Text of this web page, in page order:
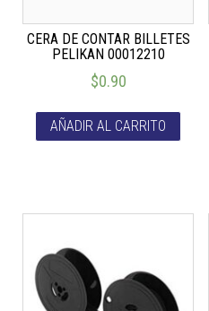
CERA DE CONTAR BILLETES
PELIKAN 00012210
$0.90
AÑADIR AL CARRITO